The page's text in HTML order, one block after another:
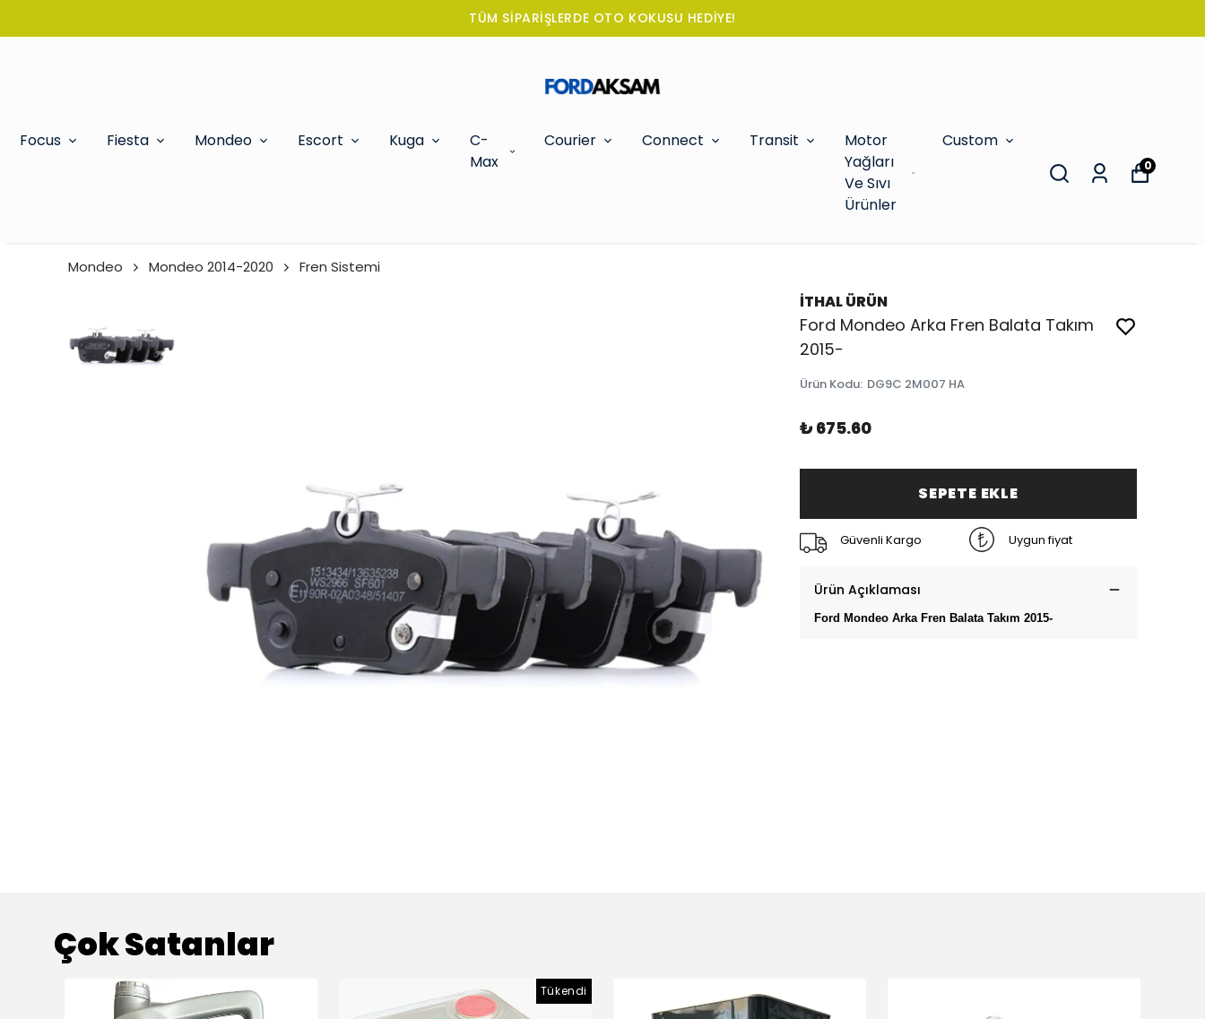
TÜM SİPARİŞLERDE OTO KOKUSU HEDİYE!
Focus Fiesta Mondeo Escort Kuga
C-
Max
Courier Connect Transit
Motor
Yağları
Ve Sıvı
Ürünler
Custom
0
Mondeo Mondeo 2014-2020 Fren Sistemi
İTHAL ÜRÜN
Ford Mondeo Arka Fren Balata Takım
2015-
Ürün Kodu: DG9C 2M007 HA
₺ 675.60
SEPETE EKLE
Güvenli Kargo Uygun fiyat
Ürün Açıklaması
Ford Mondeo Arka Fren Balata Takım 2015-
Çok Satanlar
Tükendi